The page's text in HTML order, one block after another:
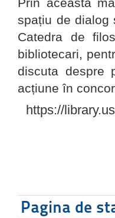
Prin această
spațiu de dialog
Catedra de
bibliotecari,
discuta despre
acțiune în
https://
Pagina de